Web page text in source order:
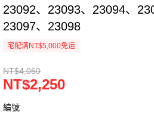
23092、23093、23094、
23097、23098
宅配满NT$5,000免运
NT$4,050
NT$2,250
編號